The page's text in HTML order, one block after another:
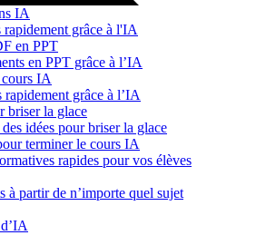
IA
rapidement grâce à l'IA
en PPT
en PPT grâce à l’IA
cours IA
grâce à l’IA
briser la glace
idées pour briser la glace
terminer le cours IA
rapides pour vos élèves
à partir de n’importe quel sujet